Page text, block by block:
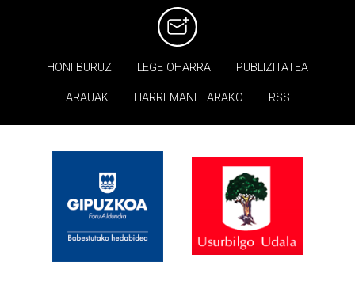
HONI BURUZ LEGE OHARRA PUBLIZITATEA
ARAUAK HARREMANETARAKO RSS